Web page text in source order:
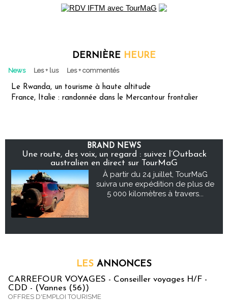
DERNIÈRE HEURE
News Les + lus Les + commentés
Le Rwanda, un tourisme à haute altitude
France, Italie : randonnée dans le Mercantour frontalier
BRAND NEWS
Une route, des voix, un regard : suivez l’Outback
australien en direct sur TourMaG
À partir du 24 juillet, TourMaG
suivra une expédition de plus de
5 000 kilomètres à travers...
LES ANNONCES
CARREFOUR VOYAGES - Conseiller voyages H/F -
CDD - (Vannes (56))
OFFRES D'EMPLOI TOURISME